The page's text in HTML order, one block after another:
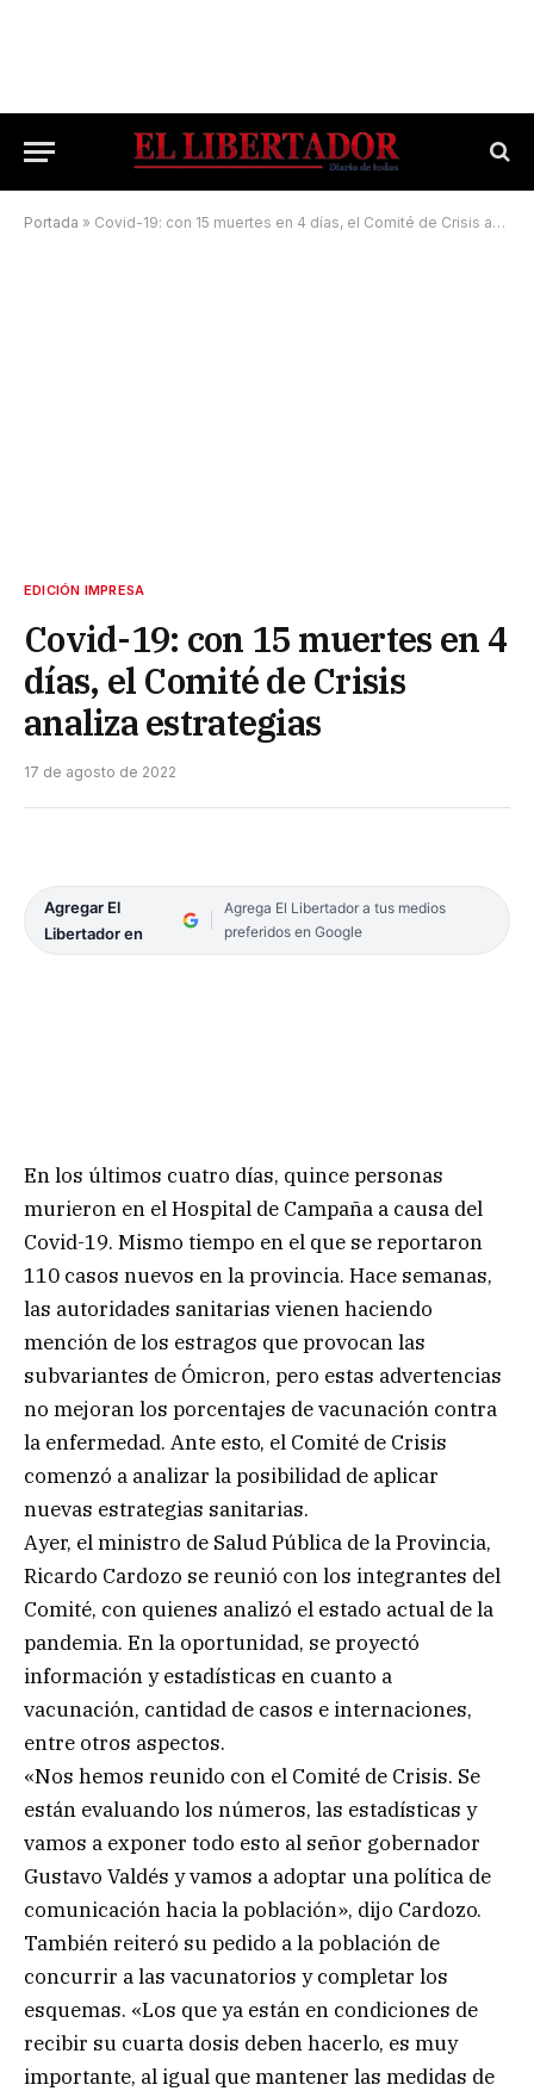
Portada » Covid-19: con 15 muertes en 4 días, el Comité de Crisis analiza estrategias
EDICIÓN IMPRESA
Covid-19: con 15 muertes en 4
días, el Comité de Crisis
analiza estrategias
17 de agosto de 2022
Agregar El
Libertador en
Agrega El Libertador a tus medios
preferidos en Google
En los últimos cuatro días, quince personas
murieron en el Hospital de Campaña a causa del
Covid-19. Mismo tiempo en el que se reportaron
110 casos nuevos en la provincia. Hace semanas,
las autoridades sanitarias vienen haciendo
mención de los estragos que provocan las
subvariantes de Ómicron, pero estas advertencias
no mejoran los porcentajes de vacunación contra
la enfermedad. Ante esto, el Comité de Crisis
comenzó a analizar la posibilidad de aplicar
nuevas estrategias sanitarias.
Ayer, el ministro de Salud Pública de la Provincia,
Ricardo Cardozo se reunió con los integrantes del
Comité, con quienes analizó el estado actual de la
pandemia. En la oportunidad, se proyectó
información y estadísticas en cuanto a
vacunación, cantidad de casos e internaciones,
entre otros aspectos.
«Nos hemos reunido con el Comité de Crisis. Se
están evaluando los números, las estadísticas y
vamos a exponer todo esto al señor gobernador
Gustavo Valdés y vamos a adoptar una política de
comunicación hacia la población», dijo Cardozo.
También reiteró su pedido a la población de
concurrir a las vacunatorios y completar los
esquemas. «Los que ya están en condiciones de
recibir su cuarta dosis deben hacerlo, es muy
importante, al igual que mantener las medidas de